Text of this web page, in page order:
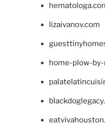
lizaivanov.com
home-plow-